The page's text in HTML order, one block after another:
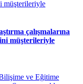
çalışmalarına
müşterileriyle